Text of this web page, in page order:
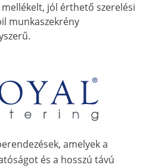
jól érthető szerelési
munkaszekrény
amelyek a
és a hosszú távú